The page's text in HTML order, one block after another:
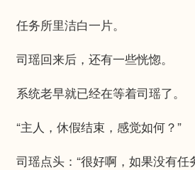
任务所里洁白一片。
司瑶回来后，还有一些恍惚。
系统老早就已经在等着司瑶了。
“主人，休假结束，感觉如何？”
司瑶点头：“很好啊，如果没有任